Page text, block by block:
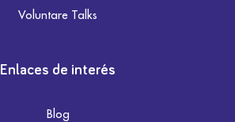
Voluntare Talks
Enlaces de interés
Blog